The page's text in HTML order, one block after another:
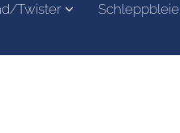
Twister Schleppbleie